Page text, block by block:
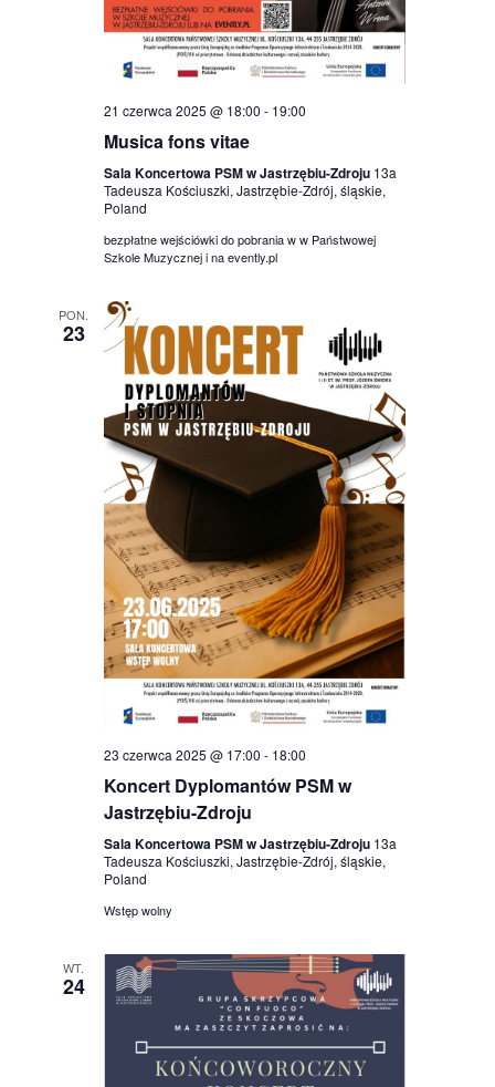
21 czerwca 2025 @ 18:00 - 19:00
Musica fons vitae
Sala Koncertowa PSM w Jastrzębiu-Zdroju 13a
Tadeusza Kościuszki, Jastrzębie-Zdrój, śląskie,
Poland
bezpłatne wejściówki do pobrania w w Państwowej
Szkole Muzycznej i na evently.pl
PON.
23
23 czerwca 2025 @ 17:00 - 18:00
Koncert Dyplomantów PSM w
Jastrzębiu-Zdroju
Sala Koncertowa PSM w Jastrzębiu-Zdroju 13a
Tadeusza Kościuszki, Jastrzębie-Zdrój, śląskie,
Poland
Wstęp wolny
WT.
24